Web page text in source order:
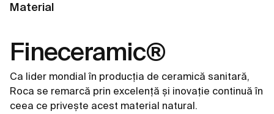
Material
Fineceramic®
Ca lider mondial în producția de ceramică sanitară,
Roca se remarcă prin excelență și inovație continuă în
ceea ce privește acest material natural.